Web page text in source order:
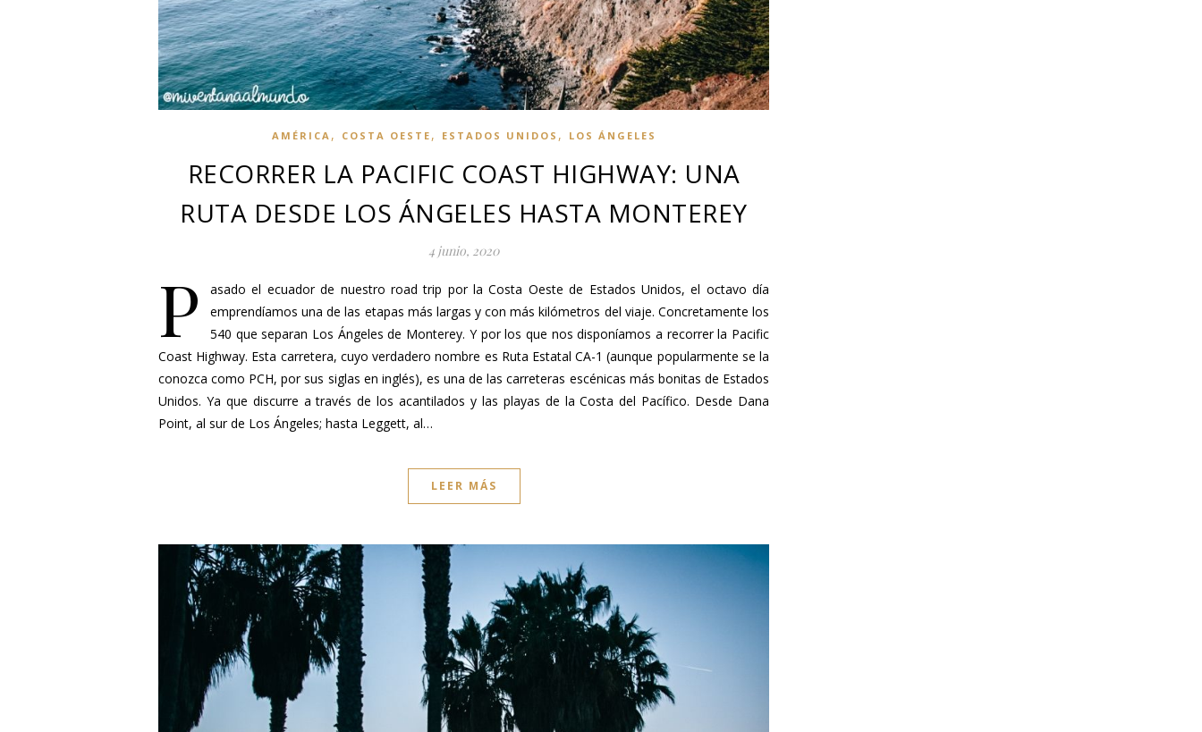
AMÉRICA , COSTA OESTE , ESTADOS UNIDOS , LOS ÁNGELES
RECORRER LA PACIFIC COAST HIGHWAY: UNA
RUTA DESDE LOS ÁNGELES HASTA MONTEREY
4 junio, 2020
P
asado el ecuador de nuestro road trip por la Costa Oeste de Estados Unidos, el octavo día
emprendíamos una de las etapas más largas y con más kilómetros del viaje. Concretamente los
540 que separan Los Ángeles de Monterey. Y por los que nos disponíamos a recorrer la Pacific
Coast Highway. Esta carretera, cuyo verdadero nombre es Ruta Estatal CA-1 (aunque popularmente se la
conozca como PCH, por sus siglas en inglés), es una de las carreteras escénicas más bonitas de Estados
Unidos. Ya que discurre a través de los acantilados y las playas de la Costa del Pacífico. Desde Dana
Point, al sur de Los Ángeles; hasta Leggett, al…
LEER MÁS